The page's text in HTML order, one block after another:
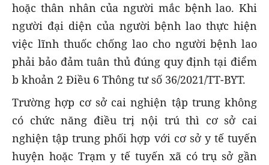
hoặc thân nhân của người mắc bệnh lao. Khi
người đại diện của người bệnh lao thực hiện
việc lĩnh thuốc chống lao cho người bệnh lao
phải bảo đảm tuân thủ đúng quy định tại điểm
b khoản 2 Điều 6 Thông tư số 36/2021/TT-BYT.
Trường hợp cơ sở cai nghiện tập trung không
có chức năng điều trị nội trú thì cơ sở cai
nghiện tập trung phối hợp với cơ sở y tế tuyến
huyện hoặc Trạm y tế tuyến xã có trụ sở gần